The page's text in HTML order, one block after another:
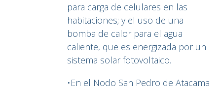
para carga de celulares en las
habitaciones; y el uso de una
bomba de calor para el agua
caliente, que es energizada por un
sistema solar fotovoltaico.
•En el Nodo San Pedro de Atacama